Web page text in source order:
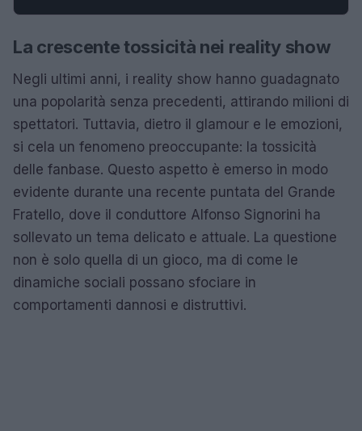
La crescente tossicità nei reality show
Negli ultimi anni, i reality show hanno guadagnato
una popolarità senza precedenti, attirando milioni di
spettatori. Tuttavia, dietro il glamour e le emozioni,
si cela un fenomeno preoccupante: la tossicità
delle fanbase. Questo aspetto è emerso in modo
evidente durante una recente puntata del Grande
Fratello, dove il conduttore Alfonso Signorini ha
sollevato un tema delicato e attuale. La questione
non è solo quella di un gioco, ma di come le
dinamiche sociali possano sfociare in
comportamenti dannosi e distruttivi.